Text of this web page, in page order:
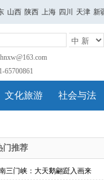
山西 陕西 上海 四川 天津 新
65700861
文化旅游 社会与法
门推荐
三门峡：大天鹅翩跹入画来